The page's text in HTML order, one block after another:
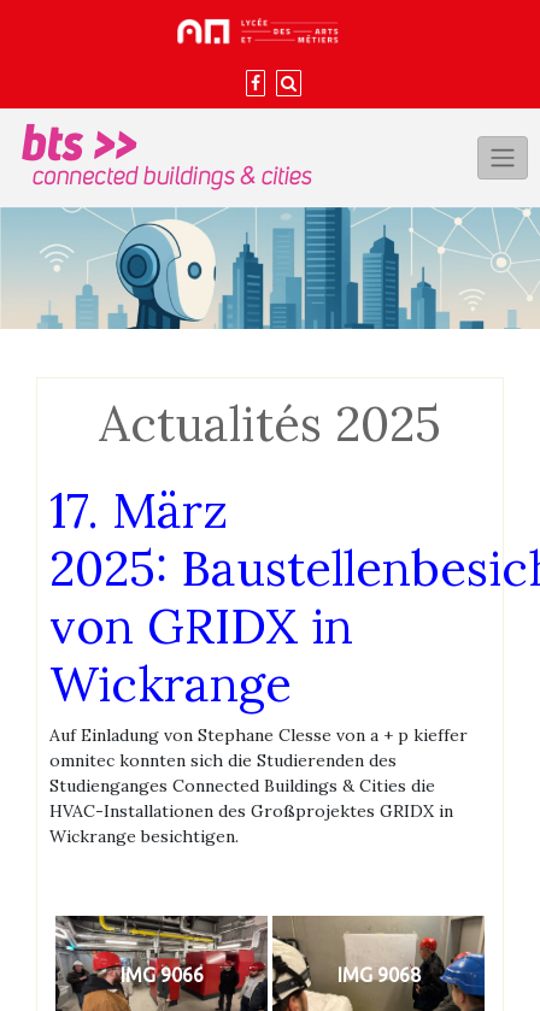
Actualités 2025
17. März
2025:
von GRIDX in
Wickrange
Auf Einladung von Stephane Clesse von a + p kieffer
omnitec konnten sich die Studierenden des
Studienganges Connected Buildings & Cities die
HVAC-Installationen des Großprojektes GRIDX in
Wickrange besichtigen.
IMG 9066 IMG 9068